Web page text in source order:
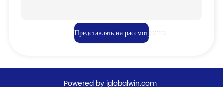
Представлять на рассмотрение
Powered by iglobalwin.com